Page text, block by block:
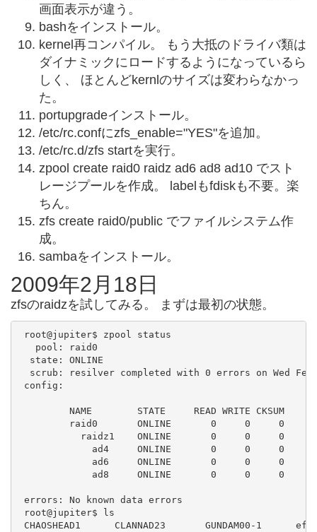
画面表示が違う。
bashをインストール。
kernel再コンパイル。 もう大抵のドライバ類は
ダイナミックにロードするようになっているら
しく、 ほとんどkernlのサイズは変わらなかっ
た。
portupgradeインストール。
/etc/rc.confにzfs_enable="YES"を追加。
/etc/rc.d/zfs startを実行。
zpool create raid0 raidz ad6 ad8 ad10 でスト
レージプールを作成。 labelもfdiskも不要。楽
ちん。
zfs create raid0/public でファイルシステム作
成。
sambaをインストール。
2009年2月18日
zfsのraidzを試してみる。 まずは最初の状態。
root@jupiter$ zpool status
   pool: raid0
  state: ONLINE
scrub: resilver completed with 0 errors on Wed Feb
config:
         NAME        STATE     READ WRITE CKSUM
         raid0       ONLINE       0     0     0
           raidz1    ONLINE       0     0     0
             ad4     ONLINE       0     0     0
             ad6     ONLINE       0     0     0
             ad8     ONLINE       0     0     0
errors: No known data errors
root@jupiter$ ls
CHAOSHEAD1      CLANNAD23       GUNDAM00-1